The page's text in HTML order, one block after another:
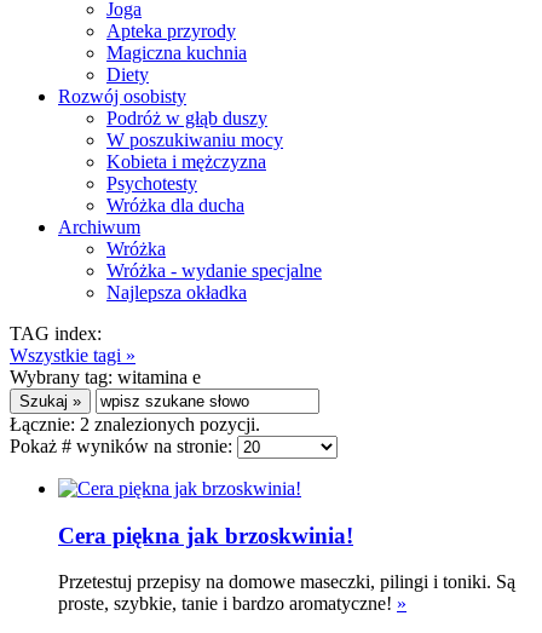
Joga
Apteka przyrody
Magiczna kuchnia
Diety
Rozwój osobisty
Podróż w głąb duszy
W poszukiwaniu mocy
Kobieta i mężczyzna
Psychotesty
Wróżka dla ducha
Archiwum
Wróżka
Wróżka - wydanie specjalne
Najlepsza okładka
TAG index:
Wszystkie tagi »
Wybrany tag: witamina e
Łącznie: 2 znalezionych pozycji.
Pokaż # wyników na stronie:
Cera piękna jak brzoskwinia!
Przetestuj przepisy na domowe maseczki, pilingi i toniki. Są
proste, szybkie, tanie i bardzo aromatyczne! »